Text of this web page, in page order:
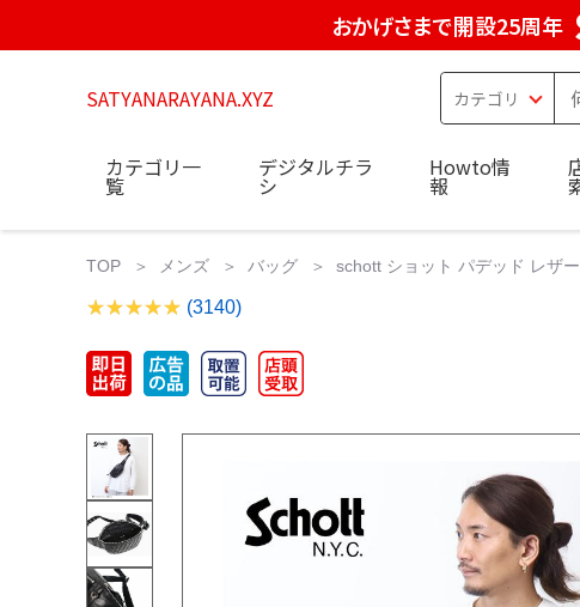
おかげさまで開設25周年
SATYANARAYANA.XYZ
カテゴリ一
覧
デジタルチラ
シ
Howto情
報
TOP メンズ バッグ schott ショット パデッド レザ
(3140)